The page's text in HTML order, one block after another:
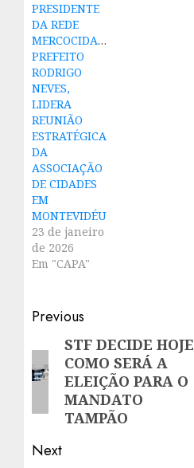
PRESIDENTE
DA REDE
MERCOCIDADES,
PREFEITO
RODRIGO
NEVES,
LIDERA
REUNIÃO
ESTRATÉGICA
DA
ASSOCIAÇÃO
DE CIDADES
EM
MONTEVIDÉU
23 de janeiro
de 2026
Em "CAPA"
Post
navigation
Previous
Previous
post:
STF DECIDE HOJE
COMO SERÁ A
ELEIÇÃO PARA O
MANDATO
TAMPÃO
Next